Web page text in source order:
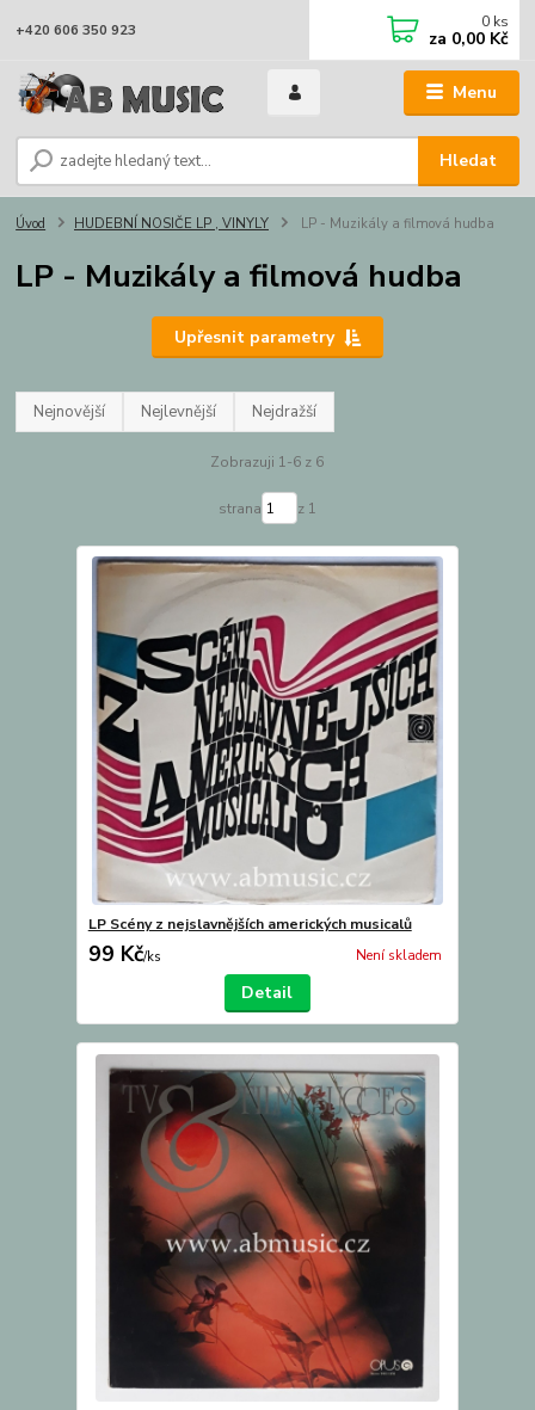
Menu
Hledat
+420 606 350 923 0 ks
za 0,00 Kč
Úvod HUDEBNÍ NOSIČE LP , VINYLY LP - Muzikály a filmová hudba
LP - Muzikály a filmová hudba
Upřesnit parametry
Nejnovější Nejlevnější Nejdražší
Zobrazuji 1-6 z 6
strana z 1
LP Scény z nejslavnějších amerických musicalů
99 Kč/ks Není skladem
Detail